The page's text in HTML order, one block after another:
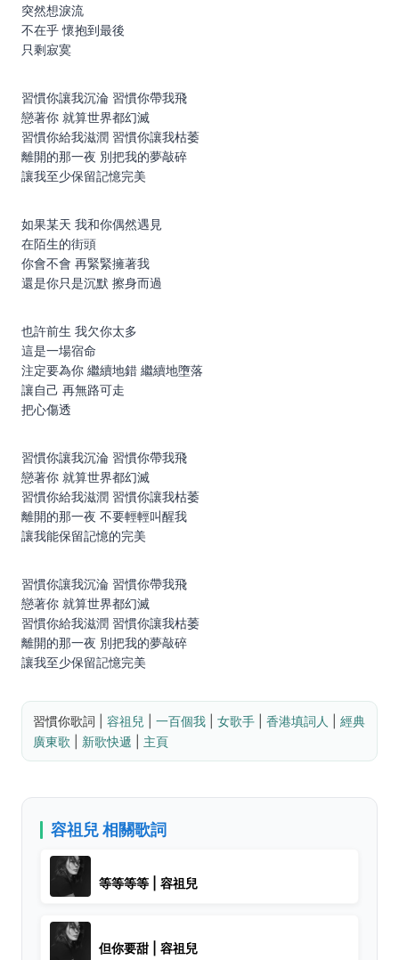
突然想淚流
不在乎 懷抱到最後
只剩寂寞
習慣你讓我沉淪 習慣你帶我飛
戀著你 就算世界都幻滅
習慣你給我滋潤 習慣你讓我枯萎
離開的那一夜 別把我的夢敲碎
讓我至少保留記憶完美
如果某天 我和你偶然遇見
在陌生的街頭
你會不會 再緊緊擁著我
還是你只是沉默 擦身而過
也許前生 我欠你太多
這是一場宿命
注定要為你 繼續地錯 繼續地墮落
讓自己 再無路可走
把心傷透
習慣你讓我沉淪 習慣你帶我飛
戀著你 就算世界都幻滅
習慣你給我滋潤 習慣你讓我枯萎
離開的那一夜 不要輕輕叫醒我
讓我能保留記憶的完美
習慣你讓我沉淪 習慣你帶我飛
戀著你 就算世界都幻滅
習慣你給我滋潤 習慣你讓我枯萎
離開的那一夜 別把我的夢敲碎
讓我至少保留記憶完美
習慣你歌詞 | 容祖兒 一百個我 女歌手 香港填詞人
經典
廣東歌
新歌快遞 主頁
容祖兒 相關歌詞
等等等等 | 容祖兒
但你要甜 | 容祖兒